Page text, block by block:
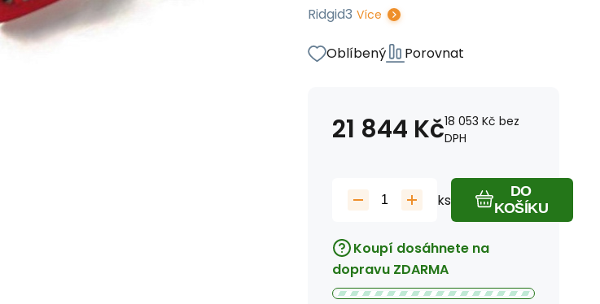
Ridgid3 Více
Oblíbený Porovnat
21 844 Kč18 053 Kč bez
DPH
ks
DO
KOŠÍKU
Koupí dosáhnete na
dopravu ZDARMA